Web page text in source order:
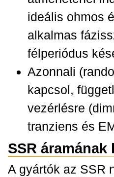
ideális ohmos
alkalmas
félperiódus
Azonnali
kapcsol,
vezérlésre
tranziens és
SSR
A gyártók az SSR